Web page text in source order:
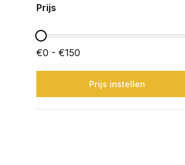
Prijs
€0 - €150
Prijs instellen